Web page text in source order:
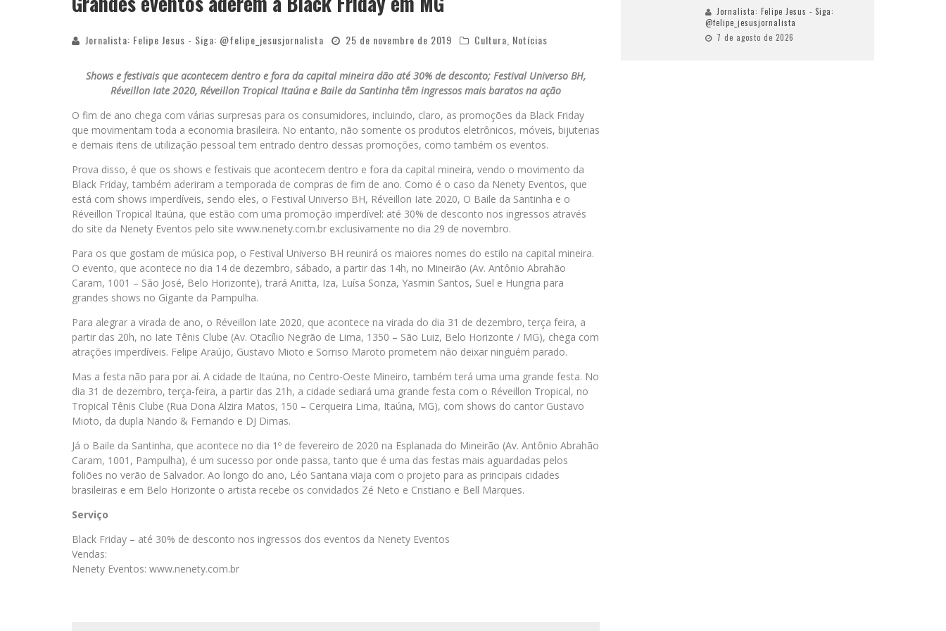
Jornalista: Felipe Jesus - Siga: @felipe_jesusjornalista 25 de novembro de 2019 Cultura Notícias
Shows e festivais que acontecem dentro e fora da capital mineira dão até 30% de desconto; Festival Universo BH,
Réveillon Iate 2020, Réveillon Tropical Itaúna e Baile da Santinha têm ingressos mais baratos na ação
O fim de ano chega com várias surpresas para os consumidores, incluindo, claro, as promoções da Black Friday
que movimentam toda a economia brasileira. No entanto, não somente os produtos eletrônicos, móveis, bijuterias
e demais itens de utilização pessoal tem entrado dentro dessas promoções, como também os eventos.
Prova disso, é que os shows e festivais que acontecem dentro e fora da capital mineira, vendo o movimento da
Black Friday, também aderiram a temporada de compras de fim de ano. Como é o caso da Nenety Eventos, que
está com shows imperdíveis, sendo eles, o Festival Universo BH, Réveillon Iate 2020, O Baile da Santinha e o
Réveillon Tropical Itaúna, que estão com uma promoção imperdível: até 30% de desconto nos ingressos através
do site da Nenety Eventos pelo site www.nenety.com.br exclusivamente no dia 29 de novembro.
Para os que gostam de música pop, o Festival Universo BH reunirá os maiores nomes do estilo na capital mineira.
O evento, que acontece no dia 14 de dezembro, sábado, a partir das 14h, no Mineirão (Av. Antônio Abrahão
Caram, 1001 – São José, Belo Horizonte), trará Anitta, Iza, Luísa Sonza, Yasmin Santos, Suel e Hungria para
grandes shows no Gigante da Pampulha.
Para alegrar a virada de ano, o Réveillon Iate 2020, que acontece na virada do dia 31 de dezembro, terça feira, a
partir das 20h, no Iate Tênis Clube (Av. Otacílio Negrão de Lima, 1350 – São Luiz, Belo Horizonte / MG), chega com
atrações imperdíveis. Felipe Araújo, Gustavo Mioto e Sorriso Maroto prometem não deixar ninguém parado.
Mas a festa não para por aí. A cidade de Itaúna, no Centro-Oeste Mineiro, também terá uma uma grande festa. No
dia 31 de dezembro, terça-feira, a partir das 21h, a cidade sediará uma grande festa com o Réveillon Tropical, no
Tropical Tênis Clube (Rua Dona Alzira Matos, 150 – Cerqueira Lima, Itaúna, MG), com shows do cantor Gustavo
Mioto, da dupla Nando & Fernando e DJ Dimas.
Já o Baile da Santinha, que acontece no dia 1º de fevereiro de 2020 na Esplanada do Mineirão (Av. Antônio Abrahão
Caram, 1001, Pampulha), é um sucesso por onde passa, tanto que é uma das festas mais aguardadas pelos
foliões no verão de Salvador. Ao longo do ano, Léo Santana viaja com o projeto para as principais cidades
brasileiras e em Belo Horizonte o artista recebe os convidados Zé Neto e Cristiano e Bell Marques.
Serviço
Black Friday – até 30% de desconto nos ingressos dos eventos da Nenety Eventos
Vendas:
Nenety Eventos: www.nenety.com.br
Jornalista: Felipe Jesus - Siga:
@felipe_jesusjornalista
7 de agosto de 2026